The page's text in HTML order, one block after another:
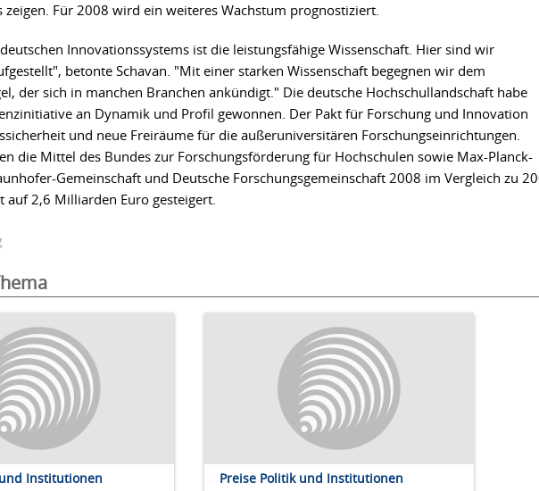
zeigen. Für 2008 wird ein weiteres Wachstum prognostiziert.
Innovationssystems ist die leistungsfähige Wissenschaft. Hier sind wir
betonte Schavan. "Mit einer starken Wissenschaft begegnen wir dem
der sich in manchen Branchen ankündigt." Die deutsche Hochschullandschaft habe
an Dynamik und Profil gewonnen. Der Pakt für Forschung und Innovation
und neue Freiräume für die außeruniversitären Forschungseinrichtungen.
die Mittel des Bundes zur Forschungsförderung für Hochschulen sowie Max-Planck-
Gemeinschaft und Deutsche Forschungsgemeinschaft 2008 im Vergleich zu
auf 2,6 Milliarden Euro gesteigert.
Institutionen Preise Politik und Institutionen